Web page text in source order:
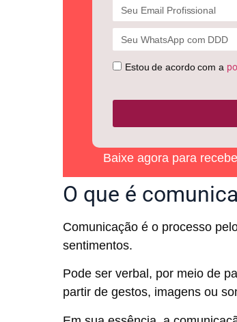
Estou de acordo com a
Baixe agora para
O que é
Comunicação é o processo
sentimentos.
Pode ser verbal, por meio de
partir de gestos, imagens ou